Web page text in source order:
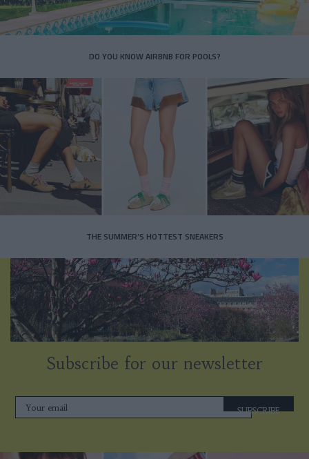
DO YOU KNOW AIRBNB FOR POOLS?
THE SUMMER’S HOTTEST SNEAKERS
Subscribe for our newsletter
SUBSCRIBE